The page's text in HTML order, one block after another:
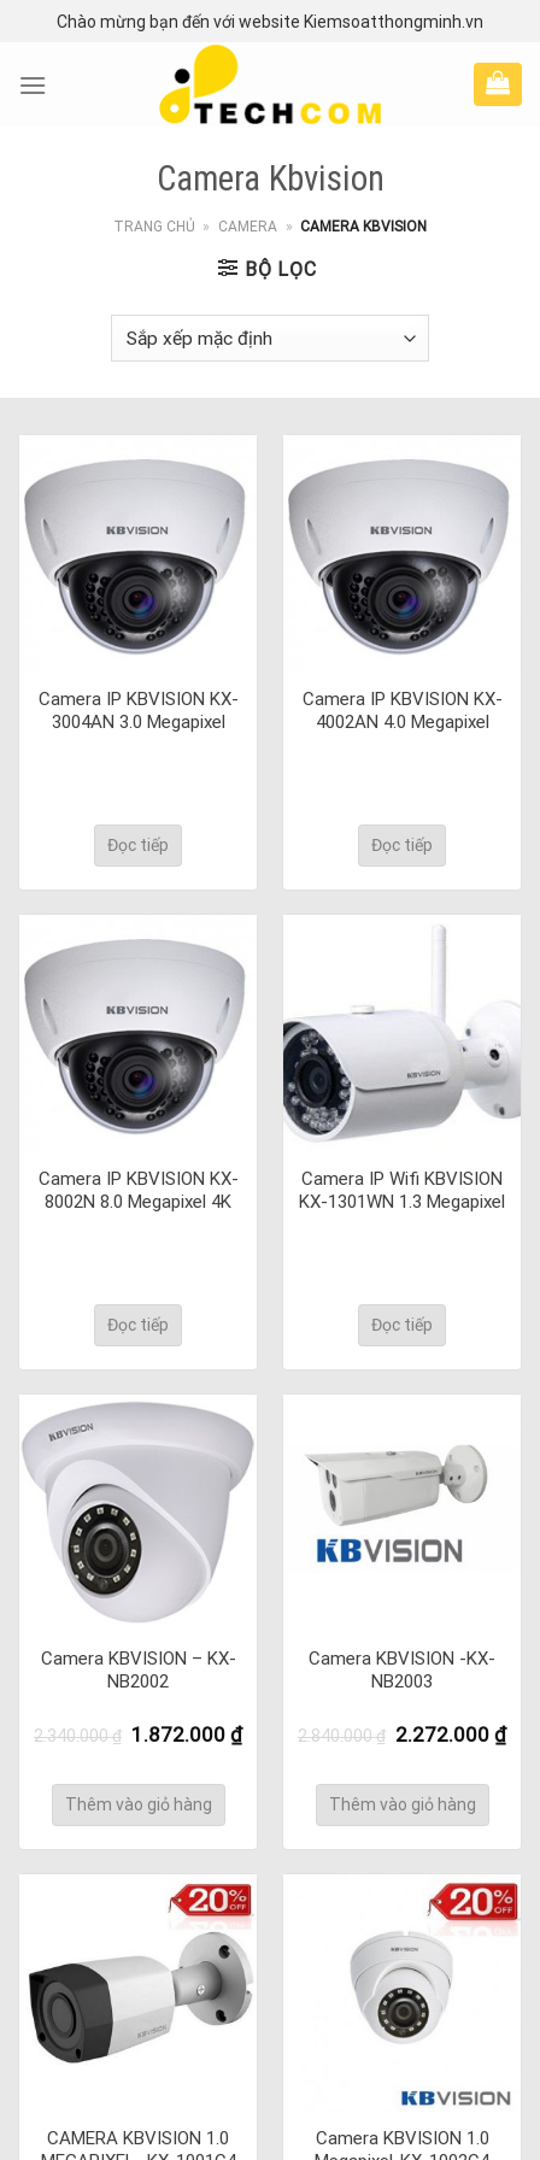
content
Chào mừng bạn đến với website Kiemsoatthongminh.vn
Camera Kbvision
TRANG CHỦ » CAMERA » CAMERA KBVISION
BỘ LỌC
Camera IP KBVISION KX-
3004AN 3.0 Megapixel
Đọc tiếp
Camera IP KBVISION KX-
4002AN 4.0 Megapixel
Đọc tiếp
Camera IP KBVISION KX-
8002N 8.0 Megapixel 4K
Đọc tiếp
Camera IP Wifi KBVISION
KX-1301WN 1.3 Megapixel
Đọc tiếp
Camera KBVISION – KX-
NB2002
2.340.000₫ Giá
2.340.000 ₫.
1.872.000₫Giá
hiện
1.872.000 ₫.
Thêm vào giỏ hàng
Camera KBVISION -KX-
NB2003
2.840.000₫ Giá
2.840.000 ₫.
2.272.000₫Giá
Thêm vào giỏ hàng
CAMERA KBVISION 1.0
Camera KBVISION 1.0